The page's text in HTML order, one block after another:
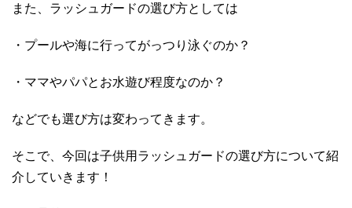
また、ラッシュガードの選び方としては
・プールや海に行ってがっつり泳ぐのか？
・ママやパパとお水遊び程度なのか？
などでも選び方は変わってきます。
そこで、今回は子供用ラッシュガードの選び方について紹
介していきます！